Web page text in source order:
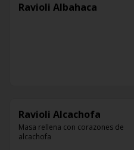
Ravioli Albahaca
Ravioli Alcachofa
Masa rellena con corazones de
alcachofa